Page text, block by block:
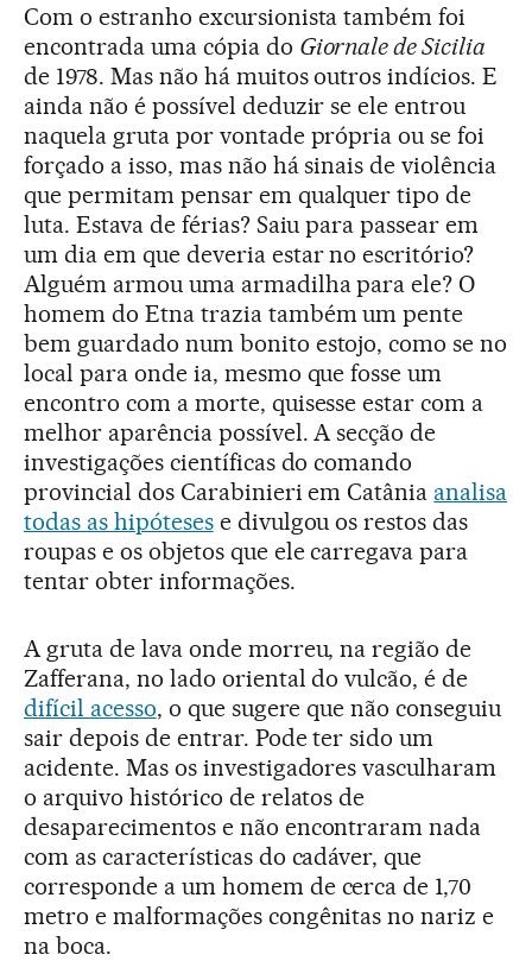
Com o estranho excursionista também foi
encontrada uma cópia do Giornale de Sicilia
de 1978. Mas não há muitos outros indícios. E
ainda não é possível deduzir se ele entrou
naquela gruta por vontade própria ou se foi
forçado a isso, mas não há sinais de violência
que permitam pensar em qualquer tipo de
luta. Estava de férias? Saiu para passear em
um dia em que deveria estar no escritório?
Alguém armou uma armadilha para ele? O
homem do Etna trazia também um pente
bem guardado num bonito estojo, como se no
local para onde ia, mesmo que fosse um
encontro com a morte, quisesse estar com a
melhor aparência possível. A secção de
investigações científicas do comando
provincial dos Carabinieri em Catânia analisa
todas as hipótesese divulgou os restos das
roupas e os objetos que ele carregava para
tentar obter informações.
A gruta de lava onde morreu, na região de
Zafferana, no lado oriental do vulcão, é de
difícil acesso, o que sugere que não conseguiu
sair depois de entrar. Pode ter sido um
acidente. Mas os investigadores vasculharam
o arquivo histórico de relatos de
desaparecimentos e não encontraram nada
com as características do cadáver, que
corresponde a um homem de cerca de 1,70
metro e malformações congênitas no nariz e
na boca.